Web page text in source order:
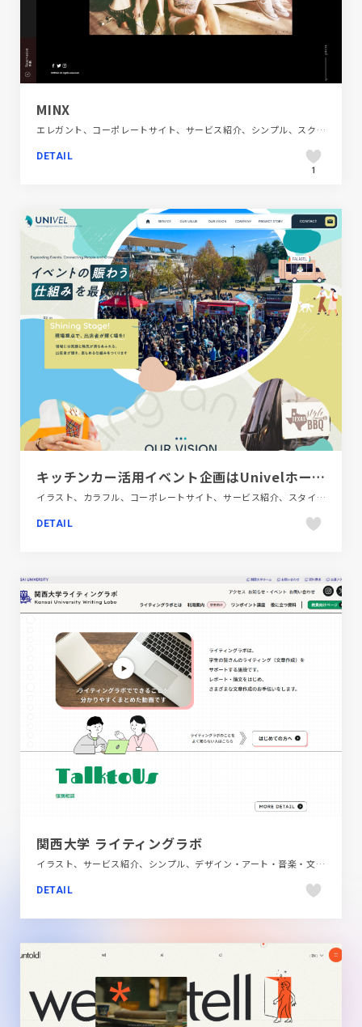
MINX
エレガント、コーポレートサイト、サービス紹介、シンプル、スクロールエフェクト、スタイリッシュ、ダイナミック、ファッション・ビューティー、フラットデザイン、ブラック系 、ブランド・サービスサイト、ホワイト系、モーション多め、新卒・中途採用サイト、施設・店舗サイト
DETAIL
1
キッチンカー活用イベント企画はUnivelホールディングス株式会社
イラスト、カラフル、コーポレートサイト、サービス紹介、スタイリッシュ、ポップ
DETAIL
関西大学 ライティングラボ
イラスト、サービス紹介、シンプル、デザイン・アート・音楽・文芸、ブランド・サービスサイト、ホワイト系、ポップ
DETAIL